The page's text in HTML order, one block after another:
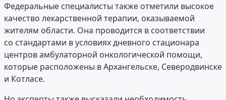
Федеральные специалисты также отметили высокое
качество лекарственной терапии, оказываемой
жителям области. Она проводится в соответствии
со стандартами в условиях дневного стационара
центров амбулаторной онкологической помощи,
которые расположены в Архангельске, Северодвинске
и Котласе.